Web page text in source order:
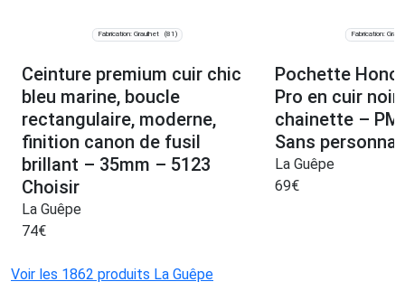
Fabrication: Graulhet (81)
Ceinture premium cuir chic
bleu marine, boucle
rectangulaire, moderne,
finition canon de fusil
brillant – 35mm – 5123
Choisir
La Guêpe
74€
Fabrication:
Pochette
Pro en cuir noir
chainette –
Sans
La Guêpe
69€
Voir les 1862 produits La Guêpe